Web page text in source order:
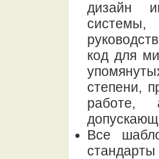
дизайн
код для
степени,
работе,
Все